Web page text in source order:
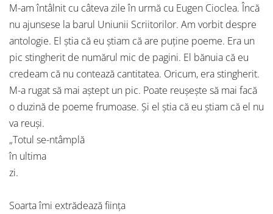
M-am întâlnit cu câteva zile în urmă cu Eugen Cioclea. Încă
nu ajunsese la barul Uniunii Scriitorilor. Am vorbit despre
antologie. El știa că eu știam că are puține poeme. Era un
pic stingherit de numărul mic de pagini. El bănuia că eu
credeam că nu contează cantitatea. Oricum, era stingherit.
M-a rugat să mai aștept un pic. Poate reușește să mai facă
o duzină de poeme frumoase. Și el știa că eu știam că el nu
va reuși.
„Totul se-ntâmplă
în ultima
zi.
Soarta îmi extrădează ființa